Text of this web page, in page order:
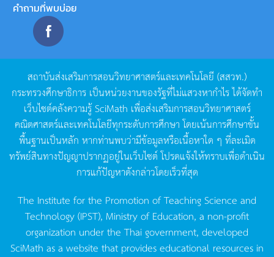
คำถามที่พบบ่อย
สถาบันส่งเสริมการสอนวิทยาศาสตร์และเทคโนโลยี (สสวท.)
กระทรวงศึกษาธิการ เป็นหน่วยงานของรัฐที่ไม่แสวงหากำไรได้จัดทำ
เว็บไซต์คลังความรู้SciMath เพื่อส่งเสริมการสอนวิทยาศาสตร์
คณิตศาสตร์และเทคโนโลยีทุกระดับการศึกษา โดยเน้นการศึกษาขั้น
พื้นฐานเป็นหลัก หากท่านพบว่ามีข้อมูลหรือเนื้อหาใด ๆ ที่ละเมิด
ทรัพย์สินทางปัญญาปรากฏอยู่ในเว็บไซต์โปรดแจ้งให้ทราบเพื่อดำเนิน
การแก้ปัญหาดังกล่าวโดยเร็วที่สุด
The Institute for the Promotion of Teaching Science and
Technology (IPST), Ministry of Education, a non-profit
organization under the Thai government, developed
SciMath as a website that provides educational resources in